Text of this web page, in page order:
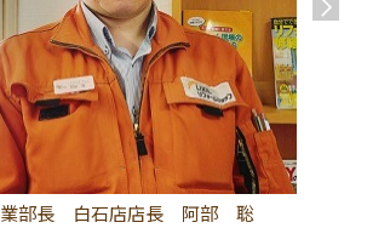
業部長 白石店店長 阿部 聡